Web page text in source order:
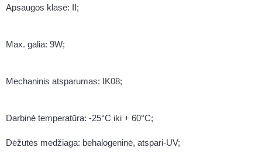
Apsaugos klasė: II;
Max. galia: 9W;
Mechaninis atsparumas: IK08;
Darbinė temperatūra: -25°C iki + 60°C;
Dėžutės medžiaga: behalogeninė, atspari-UV;